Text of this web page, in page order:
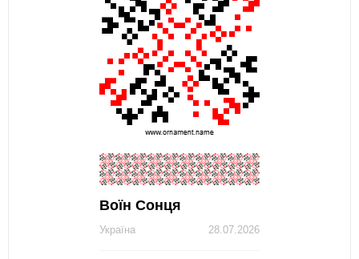
Воїн Сонця
28.07.2026
Україна